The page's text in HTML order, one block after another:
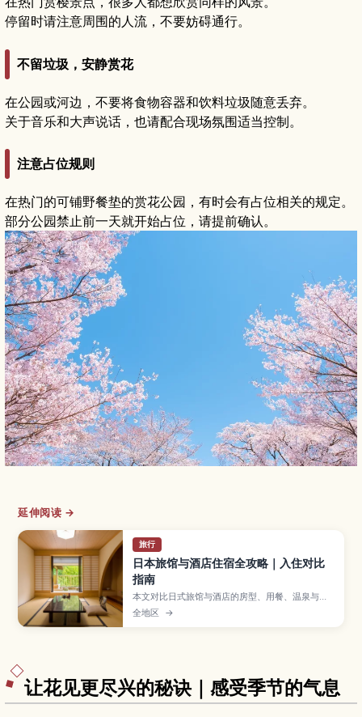
停留时请注意周围的人流，不要妨碍通行。
不留垃圾，安静赏花
在公园或河边，不要将食物容器和饮料垃圾随意丢弃。
关于音乐和大声说话，也请配合现场氛围适当控制。
注意占位规则
在热门的可铺野餐垫的赏花公园，有时会有占位相关的规定。
部分公园禁止前一天就开始占位，请提前确认。
延伸阅读 →
旅行
日本旅馆与酒店住宿全攻略｜入住对比
指南
本文对比日式旅馆与酒店的房型、用餐、温泉与住
宿规则差异，帮助你按行程与需求选对住宿。
全地区 →
让花见更尽兴的秘诀｜感受季节的气息